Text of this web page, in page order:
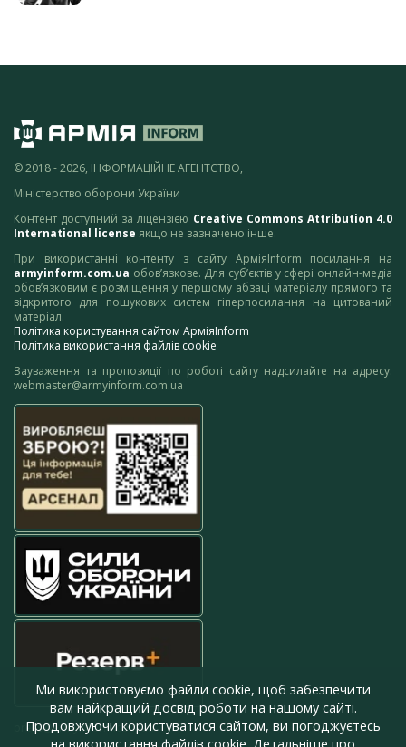
© 2018 - 2026, ІНФОРМАЦІЙНЕ АГЕНТСТВО,
Міністерство оборони України
Контент доступний за ліцензією Creative Commons Attribution 4.0
International license якщо не зазначено інше.
При використанні контенту з сайту АрміяInform посилання на
armyinform.com.ua обов’язкове. Для суб’єктів у сфері онлайн-медіа
обов’язковим є розміщення у першому абзаці матеріалу прямого та
відкритого для пошукових систем гіперпосилання на цитований
матеріал.
Політика користування сайтом АрміяInform
Політика використання файлів cookie
Зауваження та пропозиції по роботі сайту надсилайте на адресу:
webmaster@armyinform.com.ua
press@armyinform.com.ua
Ми використовуємо файли cookie, щоб забезпечити
вам найкращий досвід роботи на нашому сайті.
Продовжуючи користуватися сайтом, ви погоджуєтесь